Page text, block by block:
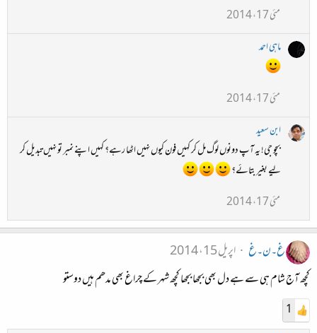
مئی 17، 2014
ماہی احمد
مئی 17، 2014
ابن سعید
بچو جی! یہ آپ دونوں لوگ مل کر کہیں فون کیوں نہیں اٹھا رہے؟ کہیں اپنے نمبر تو نہیں تبدیل کر
لیے بغیر بتائے؟
مئی 17، 2014
غ۔ن۔غ
اپریل 15، 2014
کچھ آج شام ہی سے ہے دل بھی بجھا بجھا کچھ شہر کے چراغ بھی مدھم ہیں دوستو
1